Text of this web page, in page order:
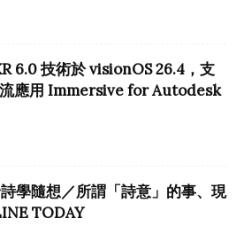
6.0 技術於 visionOS 26.4，支
應用 Immersive for Autodesk
詩學隨想／所謂「詩意」的事、現
TODAY